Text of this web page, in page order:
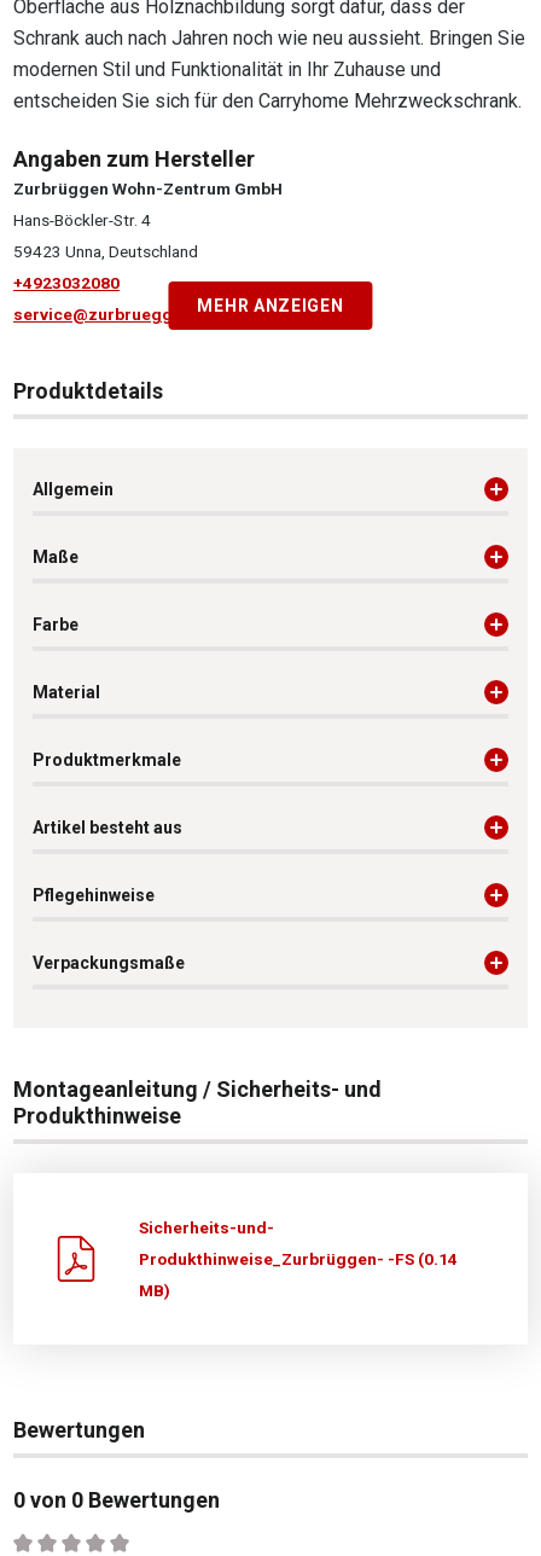
Oberfläche aus Holznachbildung sorgt dafür, dass der
Schrank auch nach Jahren noch wie neu aussieht. Bringen Sie
modernen Stil und Funktionalität in Ihr Zuhause und
entscheiden Sie sich für den Carryhome Mehrzweckschrank.
Angaben zum Hersteller
Zurbrüggen Wohn-Zentrum GmbH
Hans-Böckler-Str. 4
59423 Unna, Deutschland
+4923032080
service@zurbrueggen.deMEHR ANZEIGEN
Produktdetails
Allgemein
Maße
Farbe
Material
Produktmerkmale
Artikel besteht aus
Pflegehinweise
Verpackungsmaße
Montageanleitung / Sicherheits- und
Produkthinweise
Sicherheits-und-
Produkthinweise_Zurbrüggen- -FS (0.14
MB)
Bewertungen
0 von 0 Bewertungen